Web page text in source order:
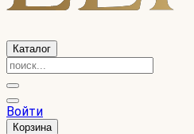
Каталог
Войти
Корзина